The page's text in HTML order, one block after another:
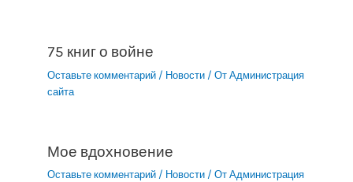
75 книг о войне
Оставьте комментарий / Новости / От Администрация
сайта
Мое вдохновение
Оставьте комментарий / Новости / От Администрация